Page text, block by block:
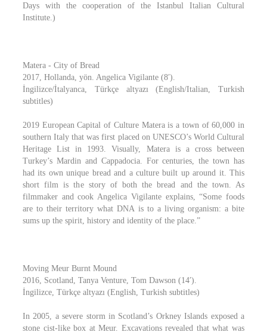
Days with the cooperation of the Istanbul Italian Cultural
Institute.)
Matera - City of Bread
2017, Hollanda, yön. Angelica Vigilante (8′).
İngilizce/İtalyanca, Türkçe altyazı (English/Italian, Turkish
subtitles)
2019 European Capital of Culture Matera is a town of 60,000 in
southern Italy that was first placed on UNESCO’s World Cultural
Heritage List in 1993. Visually, Matera is a cross between
Turkey’s Mardin and Cappadocia. For centuries, the town has
had its own unique bread and a culture built up around it. This
short film is the story of both the bread and the town. As
filmmaker and cook Angelica Vigilante explains, “Some foods
are to their territory what DNA is to a living organism: a bite
sums up the spirit, history and identity of the place.”
Moving Meur Burnt Mound
2016, Scotland, Tanya Venture, Tom Dawson (14′).
İngilizce, Türkçe altyazı (English, Turkish subtitles)
In 2005, a severe storm in Scotland’s Orkney Islands exposed a
stone cist-like box at Meur. Excavations revealed that what was